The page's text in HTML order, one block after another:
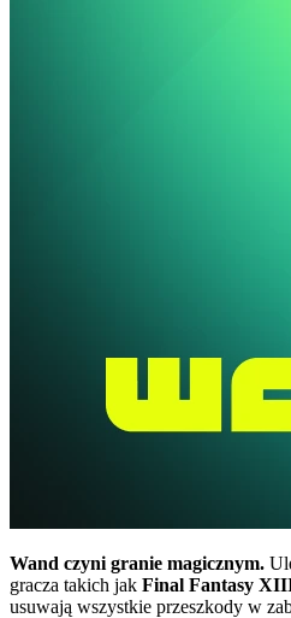
Wand czyni granie magicznym.
gracza takich jak Final Fantasy
usuwają wszystkie przeszkody w